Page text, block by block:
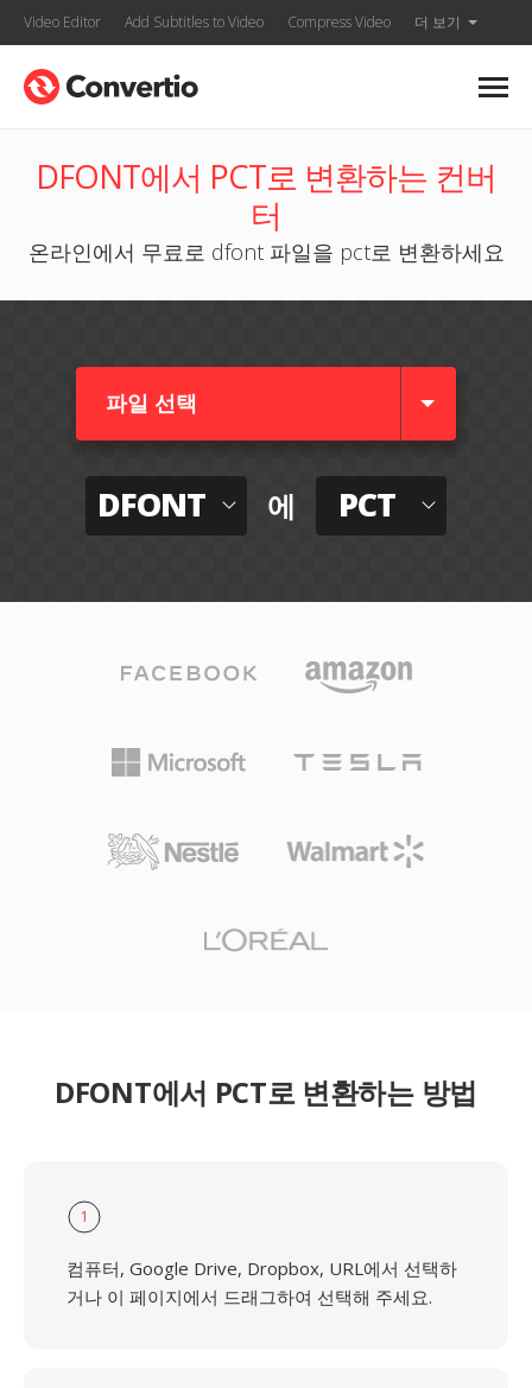
Video Editor Add Subtitles to Video Compress Video 더 보기
DFONT에서 PCT로 변환하는 컨버
터
온라인에서 무료로 dfont 파일을 pct로 변환하세요
파일 선택
DFONT 에 PCT
DFONT에서 PCT로 변환하는 방법
1
컴퓨터, Google Drive, Dropbox, URL에서 선택하
거나 이 페이지에서 드래그하여 선택해 주세요.